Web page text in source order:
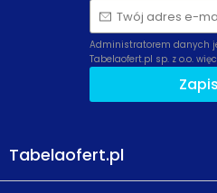
Twój adres e-
Administratorem danych
Tabelaofert.pl sp. z o.o.
Tabelaofert.pl